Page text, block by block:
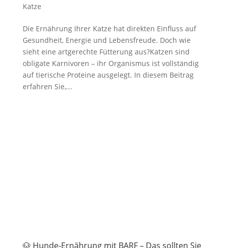
Katze
Die Ernährung Ihrer Katze hat direkten Einfluss auf
Gesundheit, Energie und Lebensfreude. Doch wie
sieht eine artgerechte Fütterung aus?Katzen sind
obligate Karnivoren – ihr Organismus ist vollständig
auf tierische Proteine ausgelegt. In diesem Beitrag
erfahren Sie,...
🐶 Hunde-Ernährung mit BARF – Das sollten Sie